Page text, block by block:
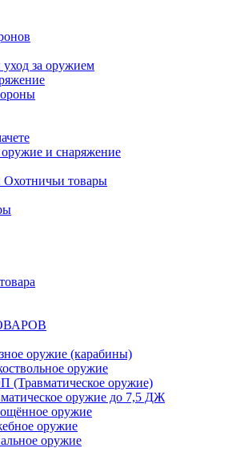
за оружием
и снаряжение
Охотничьи товары
оружие (карабины)
оружие
(Травматическое оружие)
оружие до 7,5 ДЖ
оружие
оружие
оружие